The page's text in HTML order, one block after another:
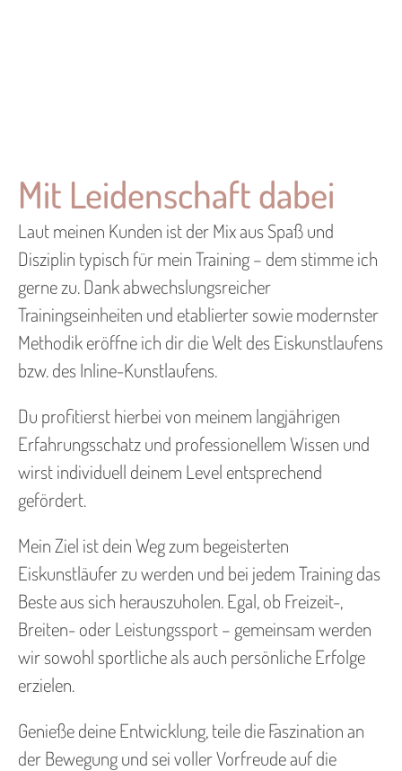
Mit Leidenschaft dabei
Laut meinen Kunden ist der Mix aus Spaß und
Disziplin typisch für mein Training – dem stimme ich
gerne zu. Dank abwechslungsreicher
Trainingseinheiten und etablierter sowie modernster
Methodik eröffne ich dir die Welt des Eiskunstlaufens
bzw. des Inline-Kunstlaufens.
Du profitierst hierbei von meinem langjährigen
Erfahrungsschatz und professionellem Wissen und
wirst individuell deinem Level entsprechend
gefördert.
Mein Ziel ist dein Weg zum begeisterten
Eiskunstläufer zu werden und bei jedem Training das
Beste aus sich herauszuholen. Egal, ob Freizeit-,
Breiten- oder Leistungssport – gemeinsam werden
wir sowohl sportliche als auch persönliche Erfolge
erzielen.
Genieße deine Entwicklung, teile die Faszination an
der Bewegung und sei voller Vorfreude auf die